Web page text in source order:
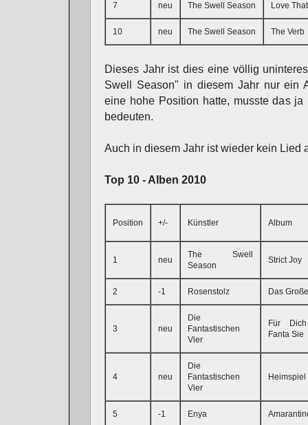
7 neu The Swell Season Love
10 neu The Swell Season The Verb
Dieses Jahr ist dies eine völlig
Swell Season" in diesem Jahr nur ein
eine hohe Position hatte, musste das
bedeuten.
Auch in diesem Jahr ist wieder kein Lied
Top 10 - Alben 2010
Position +/- Künstler Album
1 neu
The Swell
Season
Strict Joy
2 -1 Rosenstolz Das
3 neu
Die
Fantastischen
Vier
Für
Fanta Sie
4 neu
Die
Fantastischen
Vier
Heimspiel
5 -1 Enya